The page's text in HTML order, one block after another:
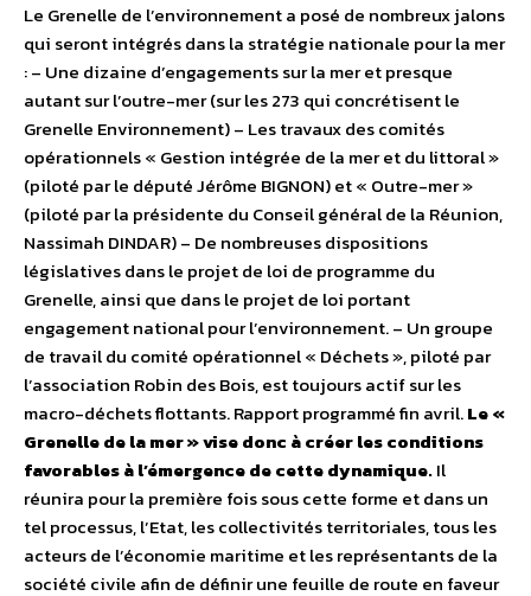
Le Grenelle de l’environnement a posé de nombreux jalons
qui seront intégrés dans la stratégie nationale pour la mer
: – Une dizaine d’engagements sur la mer et presque
autant sur l’outre-mer (sur les 273 qui concrétisent le
Grenelle Environnement) – Les travaux des comités
opérationnels « Gestion intégrée de la mer et du littoral »
(piloté par le député Jérôme BIGNON) et « Outre-mer »
(piloté par la présidente du Conseil général de la Réunion,
Nassimah DINDAR) – De nombreuses dispositions
législatives dans le projet de loi de programme du
Grenelle, ainsi que dans le projet de loi portant
engagement national pour l’environnement. – Un groupe
de travail du comité opérationnel « Déchets », piloté par
l’association Robin des Bois, est toujours actif sur les
macro-déchets flottants. Rapport programmé fin avril.Le «
Grenelle de la mer » vise donc à créer les conditions
favorables à l’émergence de cette dynamique.Il
réunira pour la première fois sous cette forme et dans un
tel processus, l’Etat, les collectivités territoriales, tous les
acteurs de l’économie maritime et les représentants de la
société civile afin de définir une feuille de route en faveur